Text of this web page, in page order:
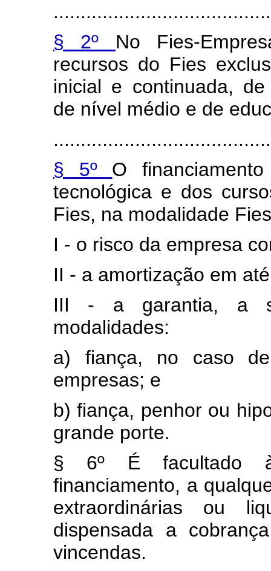
§ 2º No Fies-
recursos do Fies
inicial e continuada,
de nível médio e de
§ 5º O
tecnológica e dos
Fies, na modalidade
I - o risco da empresa
II - a amortização em
III - a garantia, a
modalidades:
a) fiança, no caso
empresas; e
b) fiança, penhor ou
grande porte.
§ 6º É facultado à
financiamento, a
extraordinárias ou
dispensada a
vincendas.